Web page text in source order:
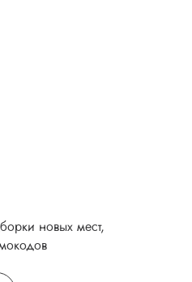
новых мест,